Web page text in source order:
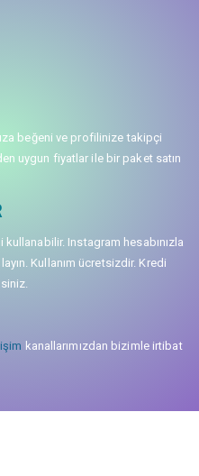
beğeni ve profilinize takipçi
uygun fiyatlar ile bir paket satın
Instagram hesabınızla
Kullanım ücretsizdir. Kredi
kanallarımızdan bizimle irtibat